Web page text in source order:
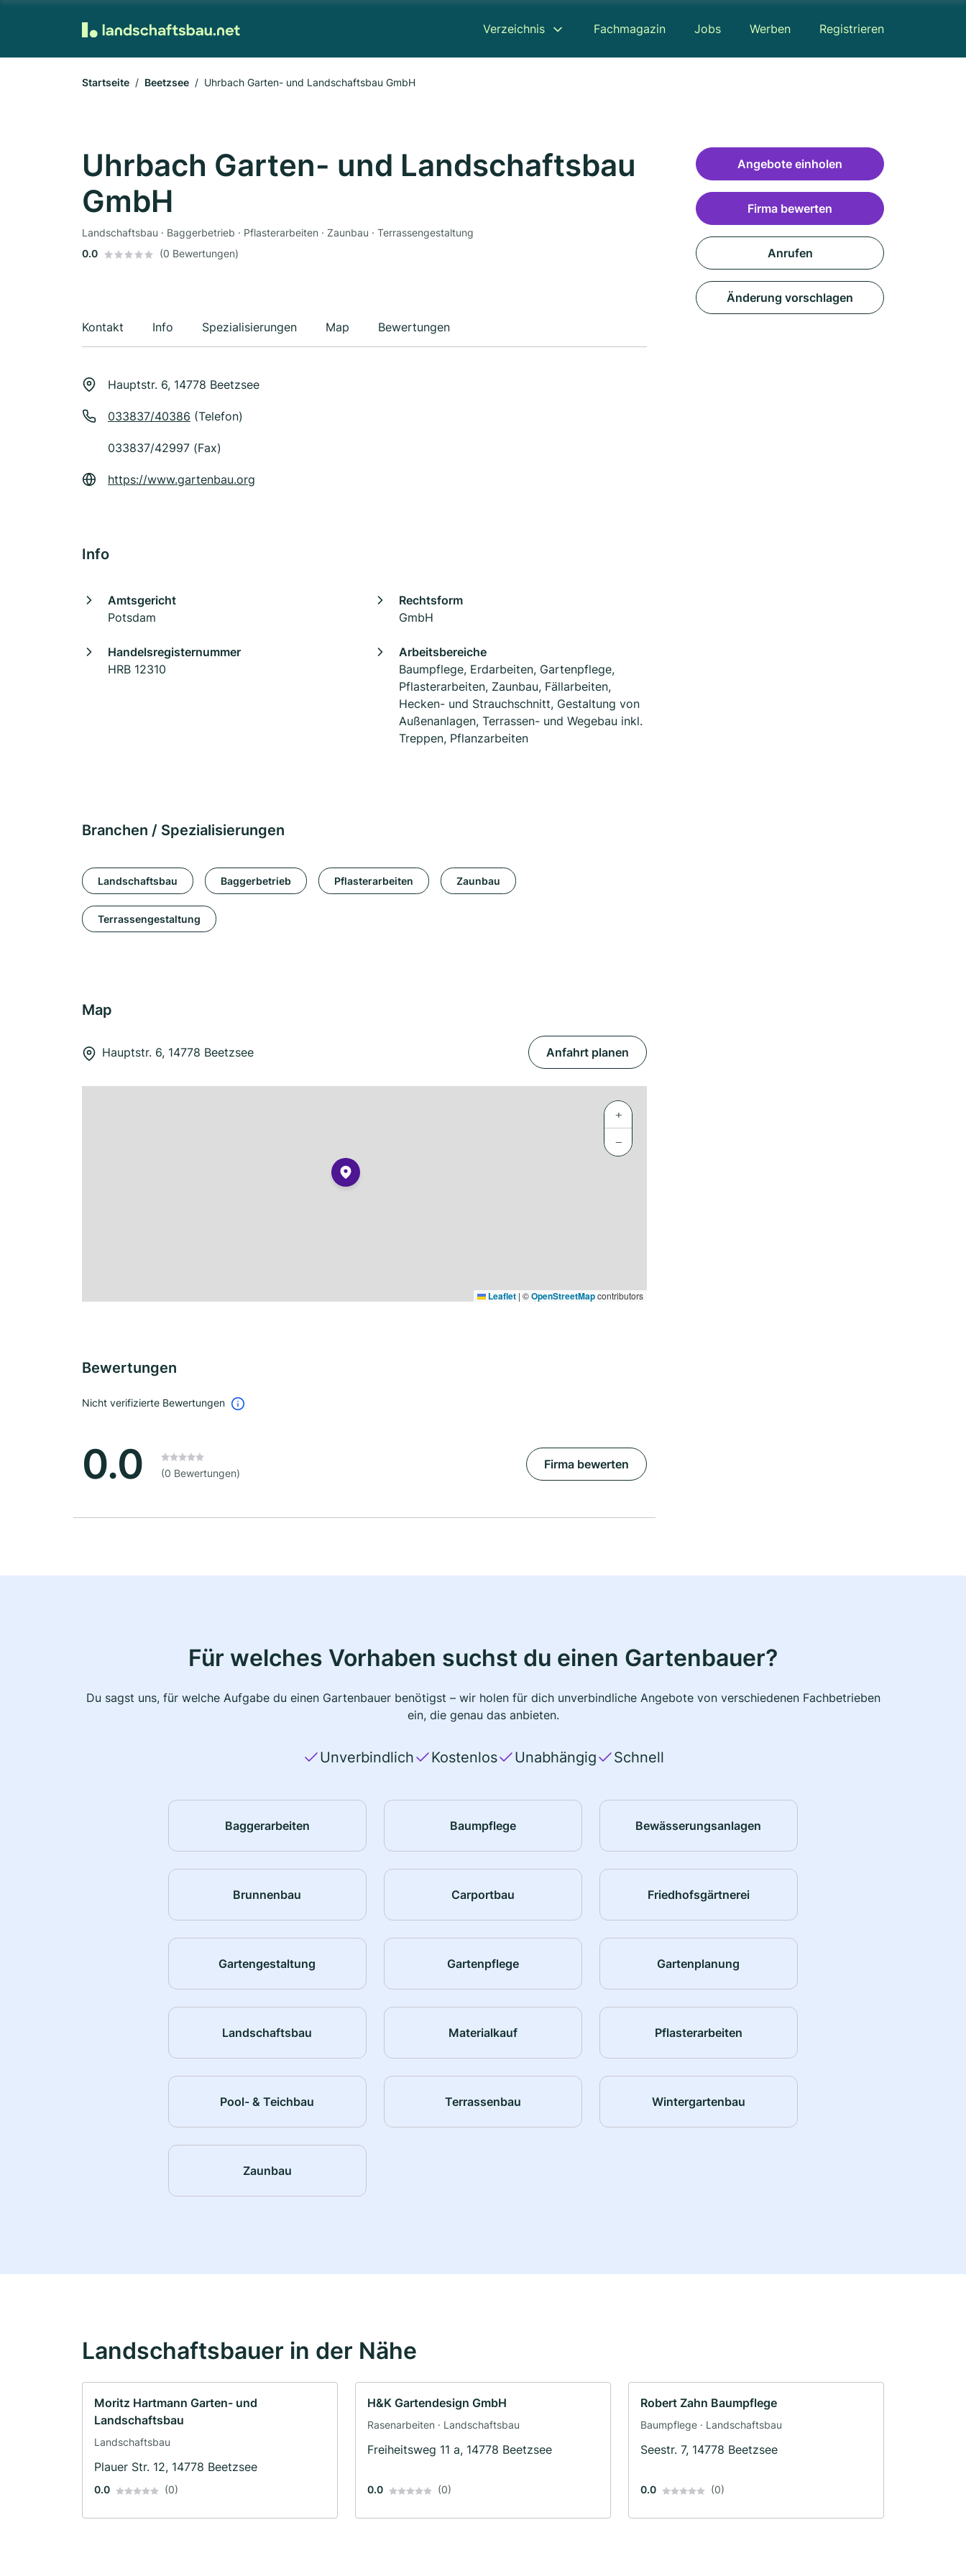
Verzeichnis Fachmagazin Jobs Werben Registrieren
Startseite Beetzsee Uhrbach Garten- und Landschaftsbau GmbH
Uhrbach Garten- und Landschaftsbau
GmbH
Landschaftsbau · Baggerbetrieb · Pflasterarbeiten · Zaunbau · Terrassengestaltung
0.0
(0 Bewertungen)
Kontakt Info Spezialisierungen Map Bewertungen
Hauptstr. 6, 14778 Beetzsee
033837/40386 (Telefon)
033837/42997 (Fax)
https://www.gartenbau.org
Info
Amtsgericht
Potsdam
Rechtsform
GmbH
Handelsregisternummer
HRB 12310
Arbeitsbereiche
Baumpflege, Erdarbeiten, Gartenpflege,
Pflasterarbeiten, Zaunbau, Fällarbeiten,
Hecken- und Strauchschnitt, Gestaltung von
Außenanlagen, Terrassen- und Wegebau inkl.
Treppen, Pflanzarbeiten
Branchen / Spezialisierungen
Landschaftsbau Baggerbetrieb Pflasterarbeiten Zaunbau
Terrassengestaltung
Map
Hauptstr. 6, 14778 Beetzsee Anfahrt planen
+
−
Leaflet | ©OpenStreetMapcontributors
Bewertungen
Nicht verifizierte Bewertungen
0.0 (0 Bewertungen)
Firma bewerten
Angebote einholen
Firma bewerten
Anrufen
Änderung vorschlagen
Für welches Vorhaben suchst du einen Gartenbauer?
Du sagst uns, für welche Aufgabe du einen Gartenbauer benötigst – wir holen für dich unverbindliche Angebote von verschiedenen Fachbetrieben
ein, die genau das anbieten.
Unverbindlich Kostenlos Unabhängig Schnell
Baggerarbeiten Baumpflege Bewässerungsanlagen
Brunnenbau Carportbau Friedhofsgärtnerei
Gartengestaltung Gartenpflege Gartenplanung
Landschaftsbau Materialkauf Pflasterarbeiten
Pool- & Teichbau Terrassenbau Wintergartenbau
Zaunbau
Landschaftsbauer in der Nähe
Moritz Hartmann Garten- und
Landschaftsbau
Landschaftsbau
Plauer Str. 12, 14778 Beetzsee
0.0 (0)
H&K Gartendesign GmbH
Rasenarbeiten · Landschaftsbau
Freiheitsweg 11 a, 14778 Beetzsee
0.0 (0)
Robert Zahn Baumpflege
Baumpflege · Landschaftsbau
Seestr. 7, 14778 Beetzsee
0.0 (0)